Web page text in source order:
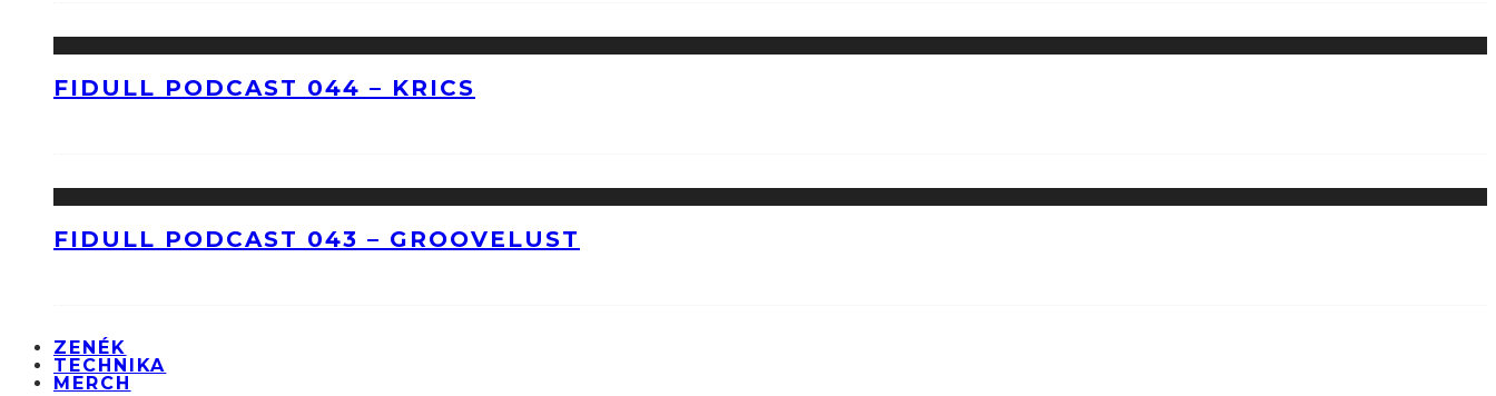
FIDULL PODCAST 044 – KRICS
FIDULL PODCAST 043 – GROOVELUST
ZENÉK
TECHNIKA
MERCH